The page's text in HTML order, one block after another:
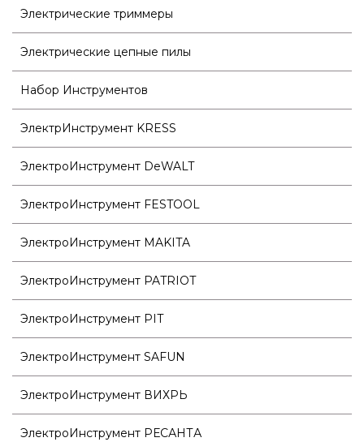
Электрические триммеры
Электрические цепные пилы
Набор Инструментов
ЭлектрИнструмент KRESS
ЭлектроИнструмент DeWALT
ЭлектроИнструмент FESTOOL
ЭлектроИнструмент MAKITA
ЭлектроИнструмент PATRIOT
ЭлектроИнструмент PIT
ЭлектроИнструмент SAFUN
ЭлектроИнструмент ВИХРЬ
ЭлектроИнструмент РЕСАНТА